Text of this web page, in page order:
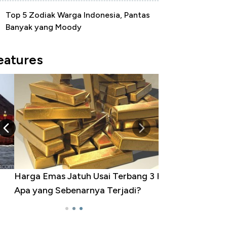
Top 5 Zodiak Warga Indonesia, Pantas
Banyak yang Moody
Emas Jatuh Usai Terbang 3 Hari,
yang Sebenarnya Terjadi?